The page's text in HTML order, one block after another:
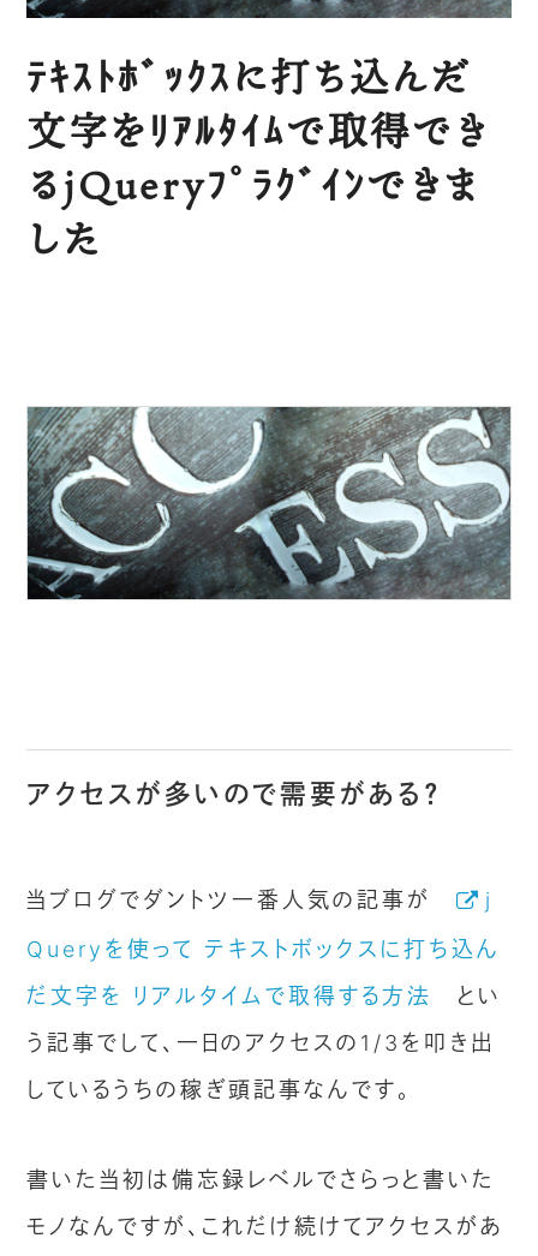
ﾃｷｽﾄﾎﾞｯｸｽに打ち込んだ
文字をﾘｱﾙﾀｲﾑで取得でき
るjQueryﾌﾟﾗｸﾞｲﾝできま
した
アクセスが多いので需要がある？
当ブログでダントツ一番人気の記事が
j
Queryを使って テキストボックスに打ち込ん
だ文字を リアルタイムで取得する方法
とい
う記事でして、一日のアクセスの1/3を叩き出
しているうちの稼ぎ頭記事なんです。
書いた当初は備忘録レベルでさらっと書いた
モノなんですが、これだけ続けてアクセスがあ